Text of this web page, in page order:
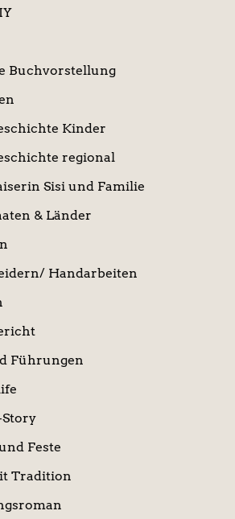
Buchvorstellung
Kinder
regional
Sisi und Familie
& Länder
Handarbeiten
Führungen
Story
Feste
Tradition